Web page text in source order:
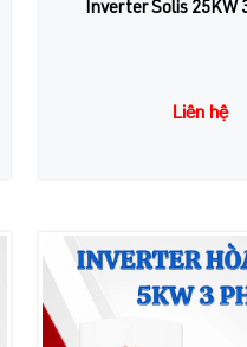
Inverter Solis 25KW
Liên hệ